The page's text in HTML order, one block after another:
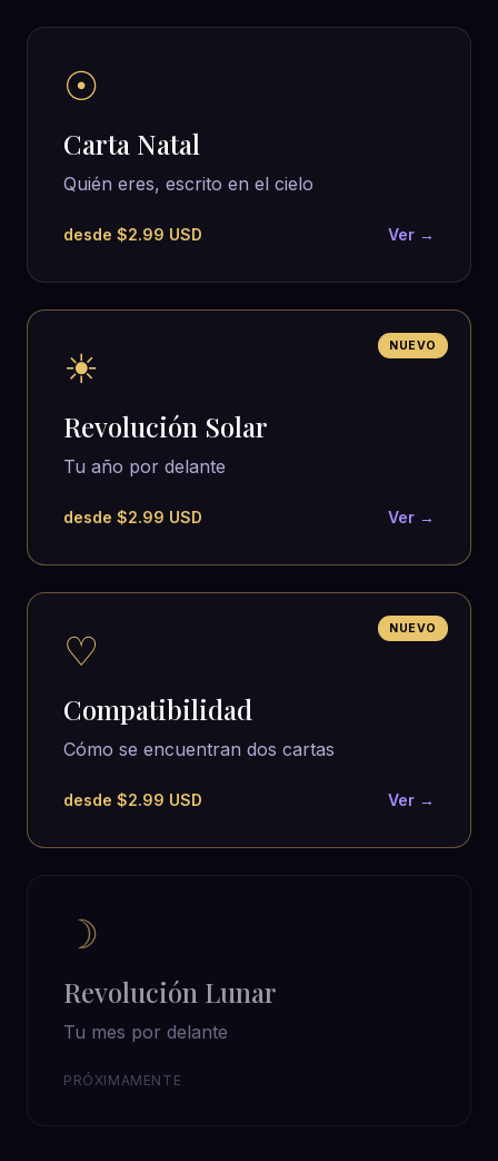
☉
Carta Natal
Quién eres, escrito en el cielo
desde $2.99 USD Ver →
NUEVO
☀
Revolución Solar
Tu año por delante
desde $2.99 USD Ver →
NUEVO
♡
Compatibilidad
Cómo se encuentran dos cartas
desde $2.99 USD Ver →
☽
Revolución Lunar
Tu mes por delante
PRÓXIMAMENTE